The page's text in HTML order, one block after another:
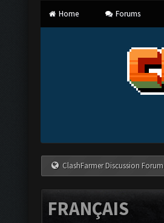
Home Forums
ClashFarmer Discussion Forum
FRANÇAIS